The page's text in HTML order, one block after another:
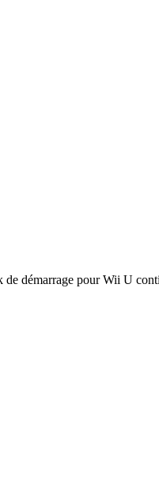
de démarrage pour Wii U